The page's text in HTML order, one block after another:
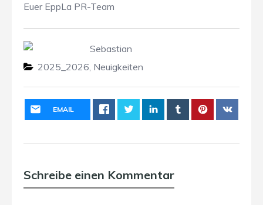
Euer EppLa PR-Team
Sebastian
2025_2026, Neuigkeiten
EMAIL
Schreibe einen Kommentar